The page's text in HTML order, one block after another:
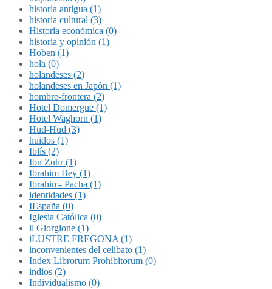
historia antigua (1)
historia cultural (3)
Historia económica (0)
historia y opinión (1)
Hoben (1)
hola (0)
holandeses (2)
holandeses en Japón (1)
hombre-frontera (2)
Hotel Domergue (1)
Hotel Waghorn (1)
Hud-Hud (3)
huidos (1)
Iblís (2)
Ibn Zuhr (1)
Ibrahim Bey (1)
Ibrahim- Pacha (1)
identidades (1)
IEspaña (0)
Iglesia Católica (0)
il Giorgione (1)
iLUSTRE FREGONA (1)
inconvenientes del celibato (1)
Index Librorum Prohibitorum (0)
indios (2)
Individualismo (0)